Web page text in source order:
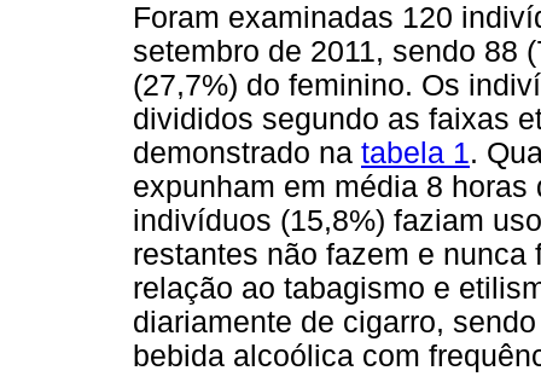
Foram examinadas 120
setembro de 2011, sendo 88
(27,7%) do feminino. Os
divididos segundo as faixas
demonstrado na tabela 1.
expunham em média 8
indivíduos (15,8%) faziam
restantes não fazem e
relação ao tabagismo e
diariamente de cigarro,
bebida alcoólica com